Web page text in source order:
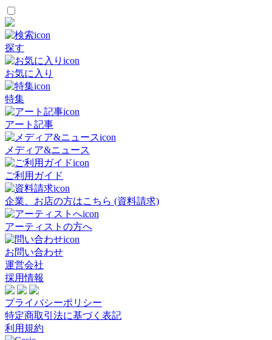
探す
お気に入り
特集
アート記事
メディア&ニュース
ご利用ガイド
企業、お店の方はこちら (資料請求)
アーティストの方へ
お問い合わせ
運営会社
採用情報
プライバシーポリシー
特定商取引法に基づく表記
利用規約